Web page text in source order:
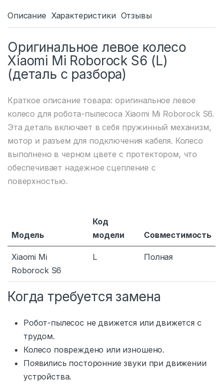
Описание Характеристики Отзывы
Оригинальное левое колесо
Xiaomi Mi Roborock S6 (L)
(деталь с разбора)
Краткое описание товара: оригинальное левое
колесо для робота-пылесоса Xiaomi Mi Roborock S6.
Эта деталь включает в себя пружинный механизм,
мотор и разъем для подключения кабеля. Колесо
выполнено в черном цвете с протектором, что
обеспечивает надежное сцепление с
поверхностью.
Модель
Код
модели
Совместимость
Xiaomi Mi
Roborock S6
L Полная
Когда требуется замена
Робот-пылесос не движется или движется с
трудом.
Колесо повреждено или изношено.
Появились посторонние звуки при движении
устройства.